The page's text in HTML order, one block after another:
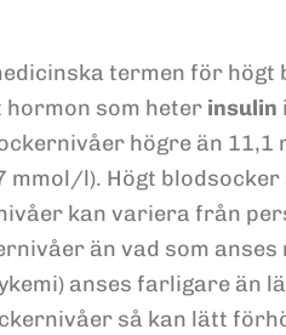
termen för
som heter insulin
högre än
mmol/l). Högt
kan variera från
än vad som
anses farligare än
så kan lätt